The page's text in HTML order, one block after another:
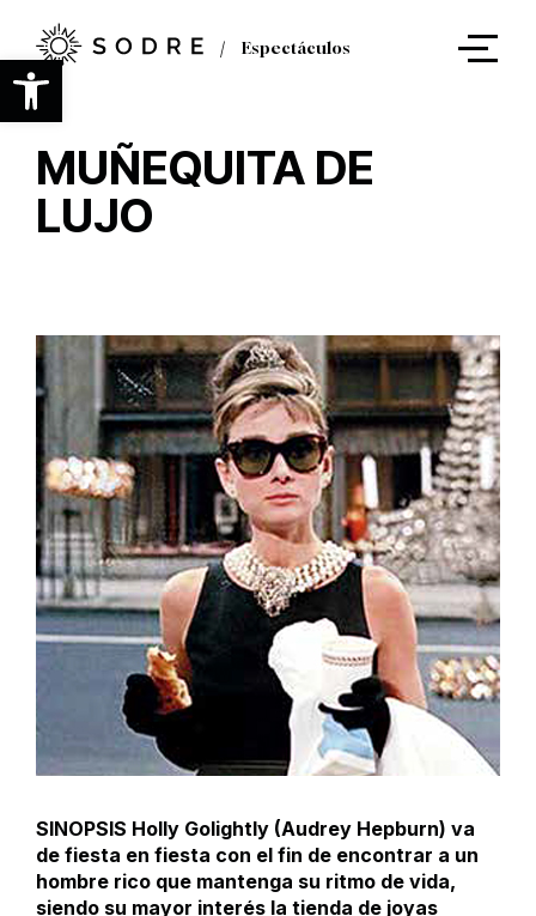
Abrir barra de herramientas
contenido
principal
Espectáculos
MUÑEQUITA DE
LUJO
SINOPSIS Holly Golightly (Audrey Hepburn) va
de fiesta en fiesta con el fin de encontrar a un
hombre rico que mantenga su ritmo de vida,
siendo su mayor interés la tienda de joyas